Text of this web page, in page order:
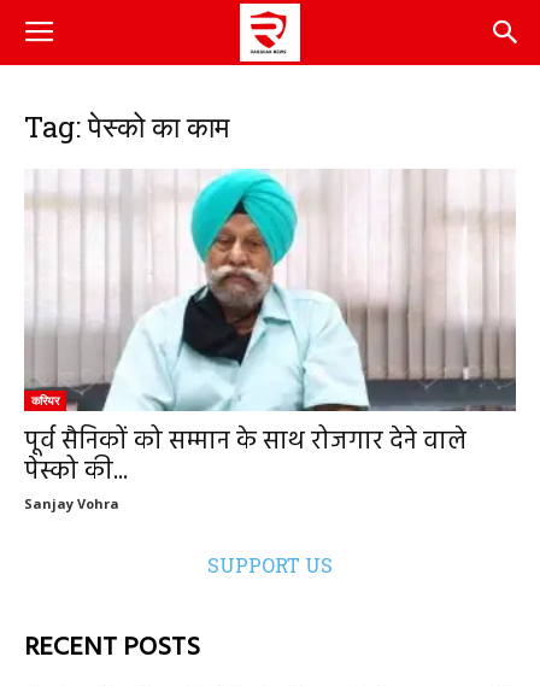
Tag: पेस्को का काम
करियर
पूर्व सैनिकों को सम्मान के साथ रोजगार देने वाले
पेस्को की...
Sanjay Vohra
SUPPORT US
RECENT POSTS